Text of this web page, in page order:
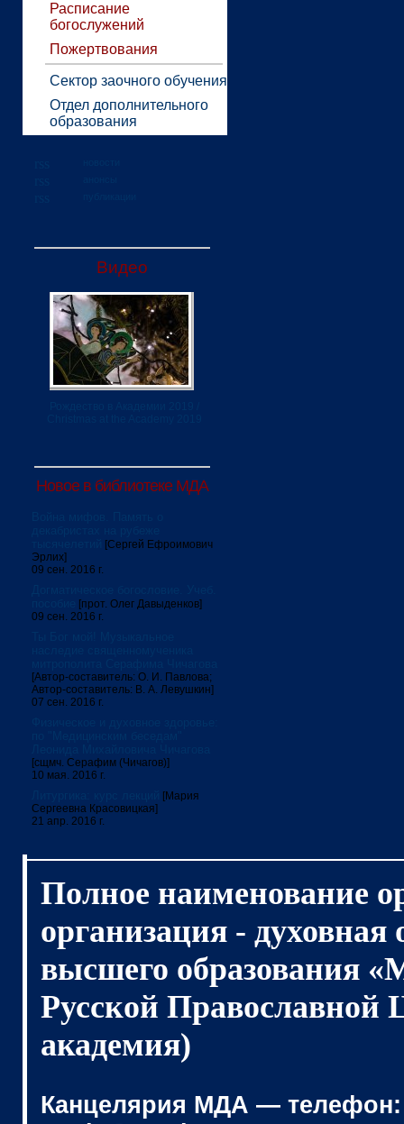
Расписание
богослужений
Пожертвования
Сектор заочного обучения
Отдел дополнительного
образования
Видео
Новое в библиотеке МДА
[Сергей Ефроимович
Эрлих]
09 сен. 2016 г.
[прот. Олег Давыденков]
09 сен. 2016 г.
[Автор-составитель: О. И. Павлова;
Автор-составитель: В. А. Левушкин]
07 сен. 2016 г.
[сщмч. Серафим (Чичагов)]
10 мая. 2016 г.
[Мария
Сергеевна Красовицкая]
21 апр. 2016 г.
Полное наименование
организация - духовная
высшего образования
Русской Православной
академия)
Канцелярия МДА — телефон: